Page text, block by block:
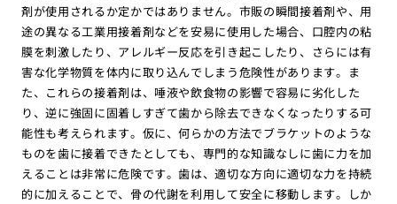
剤が使用されるか定かではありません。市販の瞬間接着剤や、用
途の異なる工業用接着剤などを安易に使用した場合、口腔内の粘
膜を刺激したり、アレルギー反応を引き起こしたり、さらには有
害な化学物質を体内に取り込んでしまう危険性があります。ま
た、これらの接着剤は、唾液や飲食物の影響で容易に劣化した
り、逆に強固に固着しすぎて歯から除去できなくなったりする可
能性も考えられます。仮に、何らかの方法でブラケットのような
ものを歯に接着できたとしても、専門的な知識なしに歯に力を加
えることは非常に危険です。歯は、適切な方向に適切な力を持続
的に加えることで、骨の代謝を利用して安全に移動します。しか